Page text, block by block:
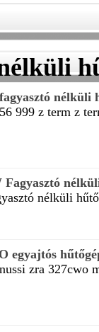
nélküli
999 z term z
Fagyasztó
nélküli
egyajtós
zra 327cwo